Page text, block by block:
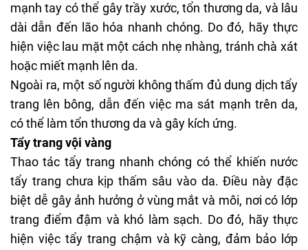
mạnh tay có thể gây trầy xước, tổn thương da, và lâu
dài dẫn đến lão hóa nhanh chóng. Do đó, hãy thực
hiện việc lau mặt một cách nhẹ nhàng, tránh chà xát
hoặc miết mạnh lên da.
Ngoài ra, một số người không thấm đủ dung dịch tẩy
trang lên bông, dẫn đến việc ma sát mạnh trên da,
có thể làm tổn thương da và gây kích ứng.
Tẩy trang vội vàng
Thao tác tẩy trang nhanh chóng có thể khiến nước
tẩy trang chưa kịp thấm sâu vào da. Điều này đặc
biệt dễ gây ảnh hưởng ở vùng mắt và môi, nơi có lớp
trang điểm đậm và khó làm sạch. Do đó, hãy thực
hiện việc tẩy trang chậm và kỹ càng, đảm bảo lớp